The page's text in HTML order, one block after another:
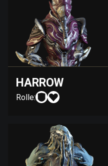
HARROW
Rolle: